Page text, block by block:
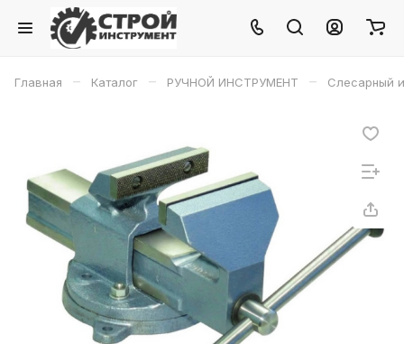
Главная – Каталог – РУЧНОЙ ИНСТРУМЕНТ – Слесарный